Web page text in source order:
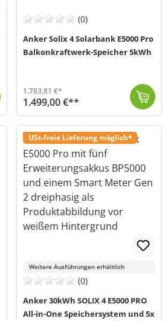
(0)
Anker Solix 4 Solarbank E5000 Pro
Balkonkraftwerk-Speicher 5kWh
1.783,81 €*
1.499,00 €**
USt-freie Lieferung möglich*
Weitere Ausführungen erhältlich
(0)
Anker 30kWh SOLIX 4 E5000 PRO
All-in-One Speichersystem und 5x